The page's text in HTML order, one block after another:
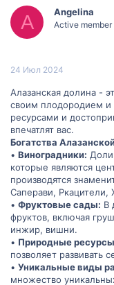
A Angelina
Active member
24 Июл 2024
Алазанская долина -
своим плодородием и
ресурсами и
впечатлят вас.
Богатства
• Виноградники:
которые являются
производятся
Саперави, Ркацители,
• Фруктовые сады: В
фруктов, включая
инжир, вишни.
• Природные
позволяет развивать
• Уникальные виды
множество